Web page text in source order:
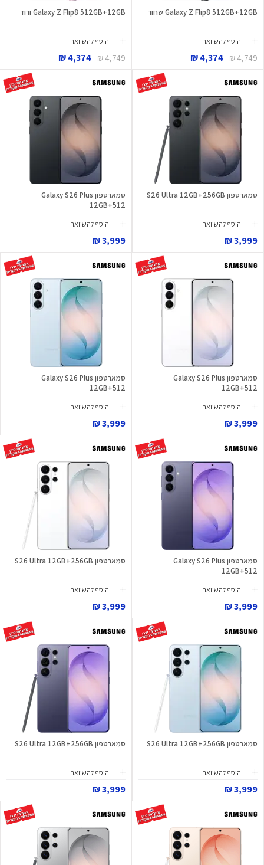
Galaxy Z Flip8 512GB+12GB שחור
הוסף להשוואה
4,749 ₪
4,374 ₪
Galaxy Z Flip8 512GB+12GB ורוד
הוסף להשוואה
4,749 ₪
4,374 ₪
סמארטפון S26 Ultra 12GB+256GB
הוסף להשוואה
3,999 ₪
סמארטפון Galaxy S26 Plus
12GB+512
הוסף להשוואה
3,999 ₪
סמארטפון Galaxy S26 Plus
12GB+512
הוסף להשוואה
3,999 ₪
סמארטפון Galaxy S26 Plus
12GB+512
הוסף להשוואה
3,999 ₪
סמארטפון Galaxy S26 Plus
12GB+512
הוסף להשוואה
3,999 ₪
סמארטפון S26 Ultra 12GB+256GB
הוסף להשוואה
3,999 ₪
סמארטפון S26 Ultra 12GB+256GB
הוסף להשוואה
3,999 ₪
סמארטפון S26 Ultra 12GB+256GB
הוסף להשוואה
3,999 ₪